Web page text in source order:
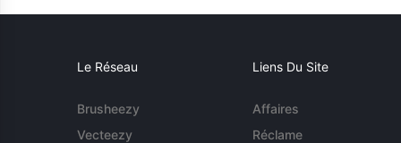
Le Réseau
Brusheezy
Vecteezy
Liens Du Site
Affaires
Réclame